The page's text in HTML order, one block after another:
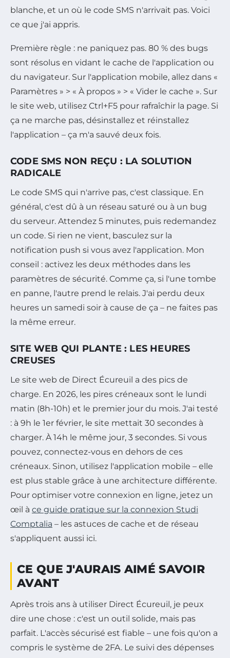
blanche, et un où le code SMS n'arrivait pas. Voici
ce que j'ai appris.
Première règle : ne paniquez pas. 80 % des bugs
sont résolus en vidant le cache de l'application ou
du navigateur. Sur l'application mobile, allez dans «
Paramètres » > « À propos » > « Vider le cache ». Sur
le site web, utilisez Ctrl+F5 pour rafraîchir la page. Si
ça ne marche pas, désinstallez et réinstallez
l'application – ça m'a sauvé deux fois.
CODE SMS NON REÇU : LA SOLUTION
RADICALE
Le code SMS qui n'arrive pas, c'est classique. En
général, c'est dû à un réseau saturé ou à un bug
du serveur. Attendez 5 minutes, puis redemandez
un code. Si rien ne vient, basculez sur la
notification push si vous avez l'application. Mon
conseil : activez les deux méthodes dans les
paramètres de sécurité. Comme ça, si l'une tombe
en panne, l'autre prend le relais. J'ai perdu deux
heures un samedi soir à cause de ça – ne faites pas
la même erreur.
SITE WEB QUI PLANTE : LES HEURES
CREUSES
Le site web de Direct Écureuil a des pics de
charge. En 2026, les pires créneaux sont le lundi
matin (8h-10h) et le premier jour du mois. J'ai testé
: à 9h le 1er février, le site mettait 30 secondes à
charger. À 14h le même jour, 3 secondes. Si vous
pouvez, connectez-vous en dehors de ces
créneaux. Sinon, utilisez l'application mobile – elle
est plus stable grâce à une architecture différente.
Pour optimiser votre connexion en ligne, jetez un
œil à ce guide pratique sur la connexion Studi
Comptalia – les astuces de cache et de réseau
s'appliquent aussi ici.
CE QUE J'AURAIS AIMÉ SAVOIR
AVANT
Après trois ans à utiliser Direct Écureuil, je peux
dire une chose : c'est un outil solide, mais pas
parfait. L'accès sécurisé est fiable – une fois qu'on a
compris le système de 2FA. Le suivi des dépenses